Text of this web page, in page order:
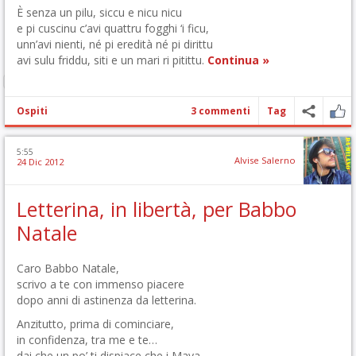
È senza un pilu, siccu e nicu nicu
e pi cuscinu c’avi quattru fogghi ‘i ficu,
unn’avi nienti, né pi eredità né pi dirittu
avi sulu friddu, siti e un mari ri pitittu. Continua »
Ospiti 3 commenti Tag
5:55
24 Dic 2012 Alvise Salerno
Letterina, in libertà, per Babbo
Natale
Caro Babbo Natale,
scrivo a te con immenso piacere
dopo anni di astinenza da letterina.
Anzitutto, prima di cominciare,
in confidenza, tra me e te…